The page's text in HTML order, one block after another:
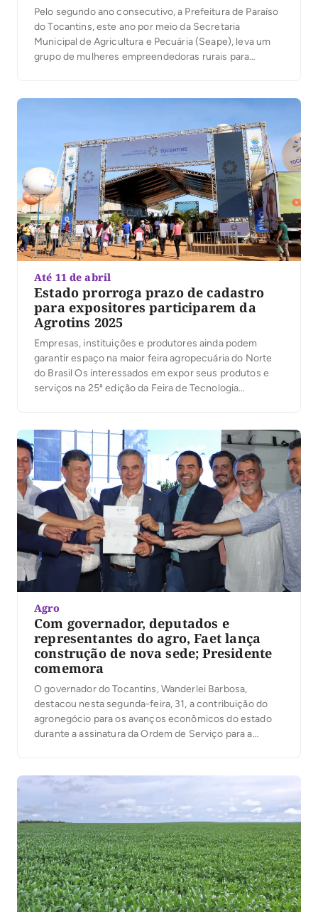
Pelo segundo ano consecutivo, a Prefeitura de Paraíso
do Tocantins, este ano por meio da Secretaria
Municipal de Agricultura e Pecuária (Seape), leva um
grupo de mulheres empreendedoras rurais para
expor e comercializar produtos produzidos no
Até 11 de abril
Estado prorroga prazo de cadastro
para expositores participarem da
Agrotins 2025
Empresas, instituições e produtores ainda podem
garantir espaço na maior feira agropecuária do Norte
do Brasil Os interessados em expor seus produtos e
serviços na 25ª edição da Feira de Tecnologia
adesão foi prorrogado até o dia 11 de abril, […]
Agro
Com governador, deputados e
representantes do agro, Faet lança
construção de nova sede; Presidente
comemora
O governador do Tocantins, Wanderlei Barbosa,
destacou nesta segunda-feira, 31, a contribuição do
agronegócio para os avanços econômicos do estado
durante a assinatura da Ordem de Serviço para a
Faet/Senar). A solenidade de lançamento da pedra